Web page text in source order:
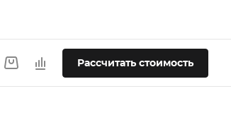
Рассчитать стоимость